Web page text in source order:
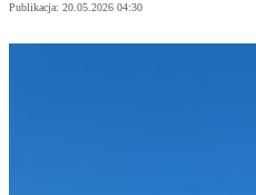
Publikacja: 20.05.2026 04:30